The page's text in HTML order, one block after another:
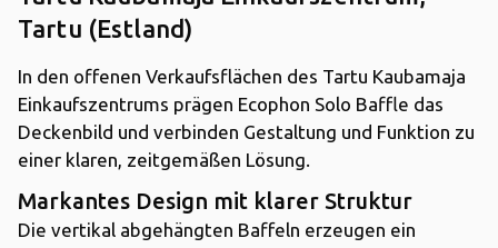
Tartu (Estland)
In den offenen Verkaufsflächen des Tartu Kaubamaja
Einkaufszentrums prägen Ecophon Solo Baffle das
Deckenbild und verbinden Gestaltung und Funktion zu
einer klaren, zeitgemäßen Lösung.
Markantes Design mit klarer Struktur
Die vertikal abgehängten Baffeln erzeugen ein